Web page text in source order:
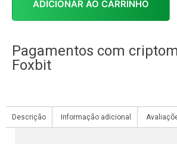
ADICIONAR AO CARRINHO
Pagamentos com
Foxbit
Descrição Informação adicional